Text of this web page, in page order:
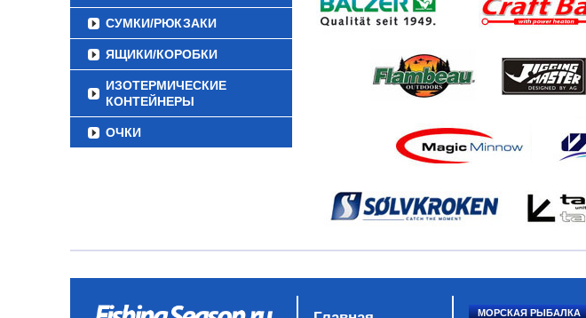
СУМКИ/РЮКЗАКИ
ЯЩИКИ/КОРОБКИ
ИЗОТЕРМИЧЕСКИЕ
КОНТЕЙНЕРЫ
ОЧКИ
МОРСКАЯ РЫБАЛКА